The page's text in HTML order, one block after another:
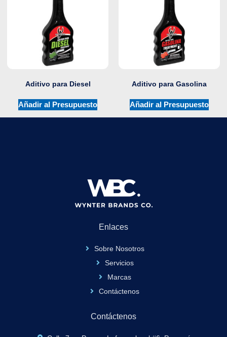
Aditivo para Diesel
Añadir al Presupuesto
Aditivo para Gasolina
Añadir al Presupuesto
Enlaces
Sobre Nosotros
Servicios
Marcas
Contáctenos
Contáctenos